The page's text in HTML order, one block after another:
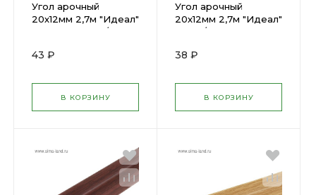
Угол арочный
20х12мм 2,7м "Идеал"
Светло-серый / 002
43 ₽
В КОРЗИНУ
Угол арочный
20х12мм 2,7м "Идеал"
Орех / 291
38 ₽
В КОРЗИНУ